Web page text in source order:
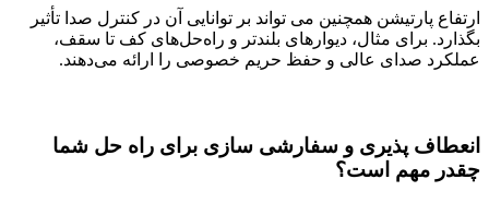
ارتفاع پارتیشن همچنین می تواند بر توانایی آن در کنترل صدا تأثیر
بگذارد. برای مثال، دیوارهای بلندتر و راه‌حل‌های کف تا سقف،
عملکرد صدای عالی و حفظ حریم خصوصی را ارائه می‌دهند.
انعطاف پذیری و سفارشی سازی برای راه حل شما
چقدر مهم است؟